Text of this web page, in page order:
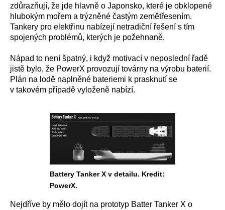
zdůrazňují, že jde hlavně o Japonsko, které je obklopené
hlubokým mořem a trýzněné častým zemětřesením.
Tankery pro elektřinu nabízejí netradiční řešení s tím
spojených problémů, kterých je požehnaně.
Nápad to není špatný, i když motivací v neposlední řadě
jistě bylo, že PowerX provozují továrny na výrobu baterií.
Plán na lodě naplněné bateriemi k prasknutí se
v takovém případě vyloženě nabízí.
Battery Tanker X v detailu. Kredit:
PowerX.
Nejdříve by mělo dojít na prototyp Batter Tanker X o